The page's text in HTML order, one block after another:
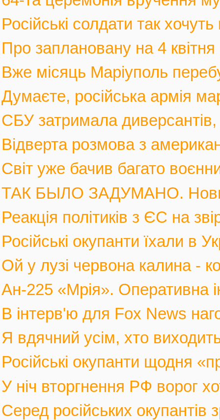
Російські солдати так
Про заплановану на 4
Вже місяць Маріуполь
Думаєте, російська армія
СБУ затримала диверсантів,
Відверта розмова з
Світ уже бачив багато
ТАК БЫЛО ЗАДУМАНО.
Реакція політиків з ЄС на
Російські окупанти їхали в
Ой у лузі червона калина -
Ан-225 «Мрія». Оперативна
В інтерв'ю для Fox News
Я вдячний усім, хто
Російські окупанти щодня
У ніч вторгнення РФ ворог
Серед російських